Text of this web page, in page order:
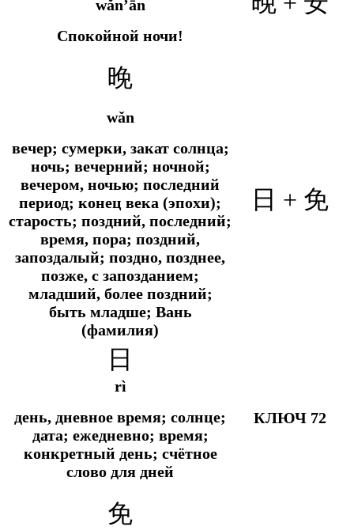
wǎn’ān
Спокойной ночи!
晚
wǎn
вечер; сумерки, закат солнца;
ночь; вечерний; ночной;
вечером, ночью; последний
период; конец века (эпохи);
старость; поздний, последний;
время, пора; поздний,
запоздалый; поздно, позднее,
позже, с запозданием;
младший, более поздний;
быть младше; Вань
(фамилия)
日 + 免
日
rì
день, дневное время; солнце;
дата; ежедневно; время;
конкретный день; счётное
слово для дней
КЛЮЧ 72
免